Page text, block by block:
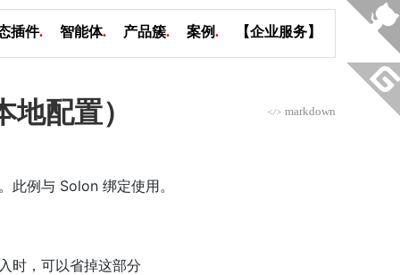
插件. 智能体. 产品簇. 案例. 【企业服务】
配置） </> markdown
此例与 Solon 绑定使用。
时，可以省掉这部分